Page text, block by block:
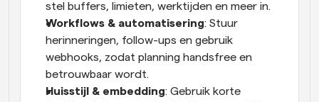
stel buffers, limieten, werktijden en meer in.
Workflows & automatisering: Stuur
herinneringen, follow-ups en gebruik
webhooks, zodat planning handsfree en
betrouwbaar wordt.
Huisstijl & embedding: Gebruik korte